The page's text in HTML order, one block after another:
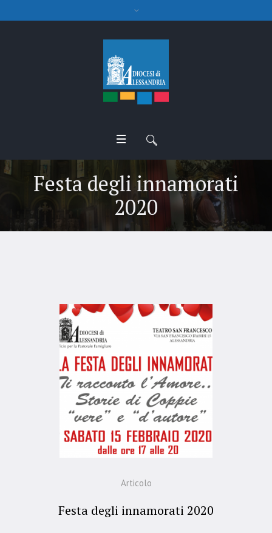
Festa degli innamorati
2020
Articolo
Festa degli innamorati 2020